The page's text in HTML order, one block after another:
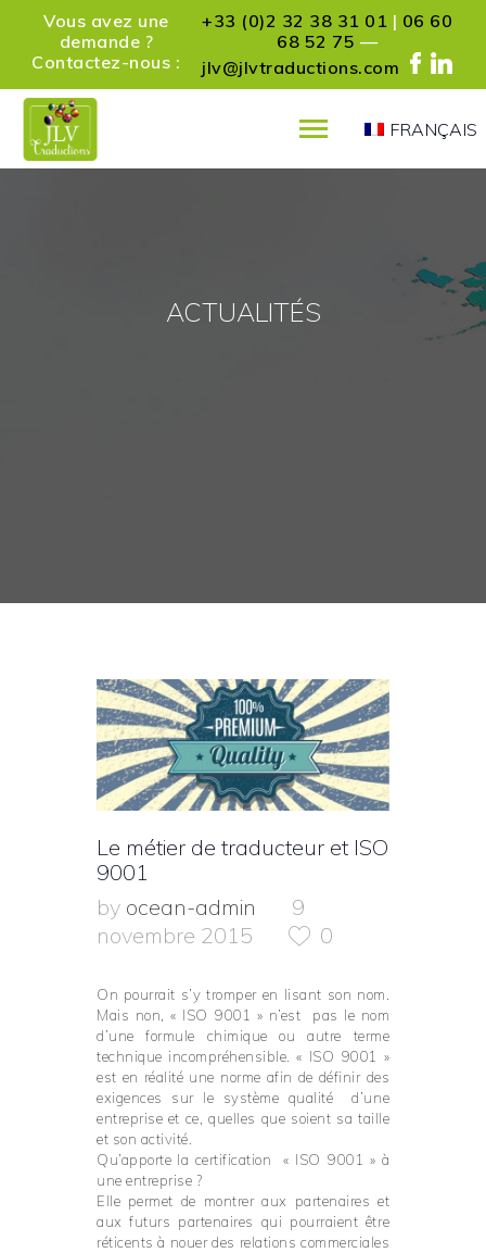
Vous avez une
demande ?
Contactez-nous :
+33 (0)2 32 38 31 01 | 06 60
68 52 75 —
jlv@jlvtraductions.com
FRANÇAIS
ACTUALITÉS
PRÉSENTATION
CONTACT
Le métier de traducteur et ISO
9001
by ocean-admin
9
novembre 2015
0
On pourrait s’y tromper en lisant son nom.
Mais non, « ISO 9001 » n’est pas le nom
d’une formule chimique ou autre terme
technique incompréhensible. « ISO 9001 »
est en réalité une norme afin de définir des
exigences sur le système qualité d’une
entreprise et ce, quelles que soient sa taille
et son activité.
Qu’apporte la certification « ISO 9001 » à
une entreprise ?
Elle permet de montrer aux partenaires et
aux futurs partenaires qui pourraient être
réticents à nouer des relations commerciales